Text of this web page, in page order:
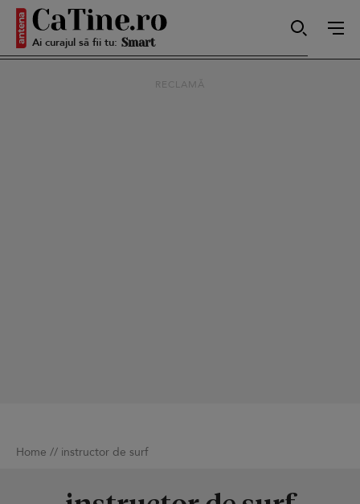
Ai curajul să fii tu: Smart
RECLAMĂ
Home // instructor de surf